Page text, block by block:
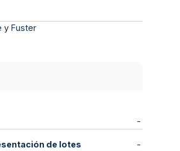
y Fuster
-
de lotes -